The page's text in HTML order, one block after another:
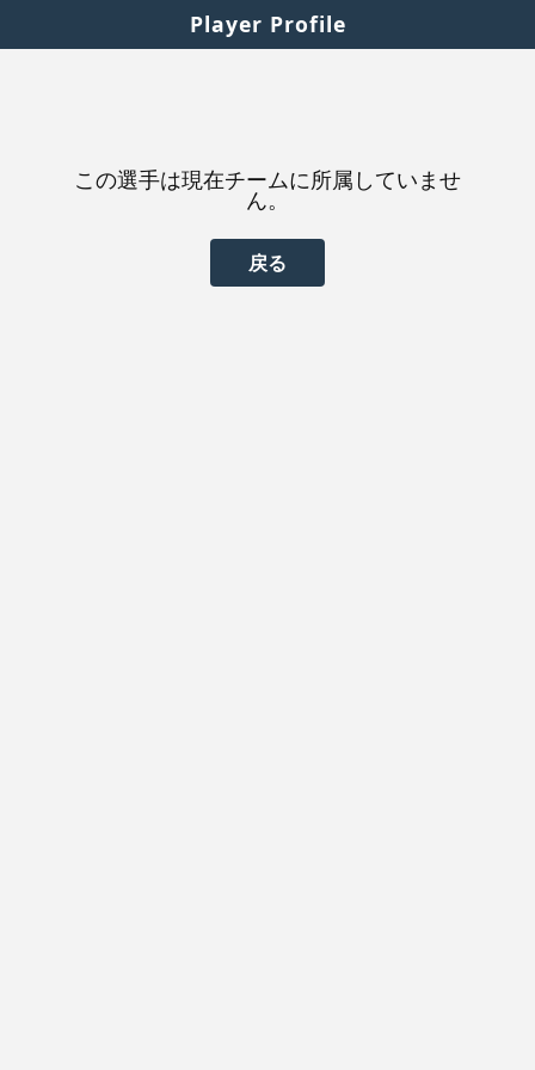
Player Profile
この選手は現在チームに所属していませ
ん。
戻る